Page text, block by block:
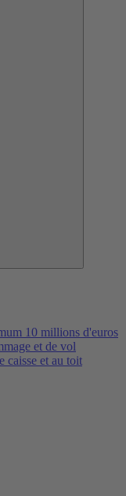
10 millions d'euros
et de vol
caisse et au toit